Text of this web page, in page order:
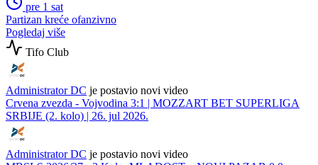
pre 1 sat
Partizan kreće ofanzivno
Pogledaj više
Tifo Club
Administrator DC je postavio novi video
Crvena zvezda - Vojvodina 3:1 | MOZZART BET SUPERLIGA
SRBIJE (2. kolo) | 26. jul 2026.
Administrator DC je postavio novi video